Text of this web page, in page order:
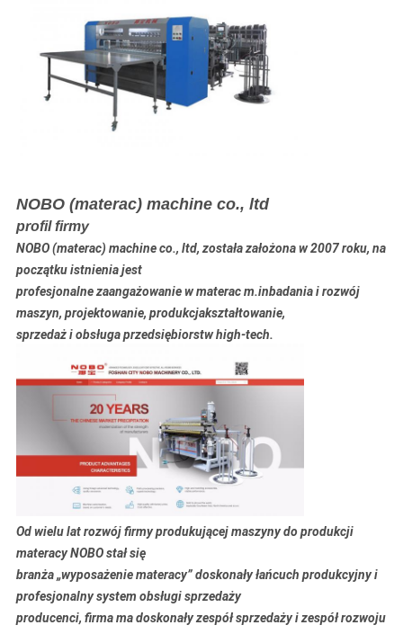
NOBO (materac) machine co., ltd
profil firmy
NOBO (materac) machine co., ltd, została założona w 2007 roku, na
początku istnienia jest
profesjonalne zaangażowanie w materac m.inbadania i rozwój
maszyn, projektowanie, produkcjakształtowanie,
sprzedaż i obsługa przedsiębiorstw high-tech.
Od wielu lat rozwój firmy produkującej maszyny do produkcji
materacy NOBO stał się
branża „wyposażenie materacy” doskonały łańcuch produkcyjny i
profesjonalny system obsługi sprzedaży
producenci, firma ma doskonały zespół sprzedaży i zespół rozwoju